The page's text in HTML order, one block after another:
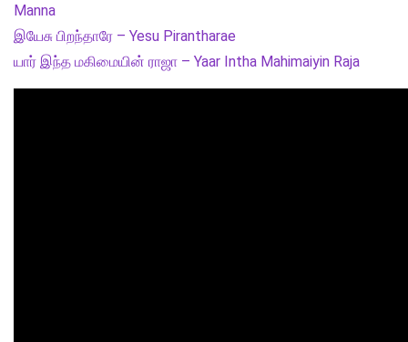
Manna
இயேசு பிறந்தாரே – Yesu Pirantharae
யார் இந்த மகிமையின் ராஜா – Yaar Intha Mahimaiyin Raja